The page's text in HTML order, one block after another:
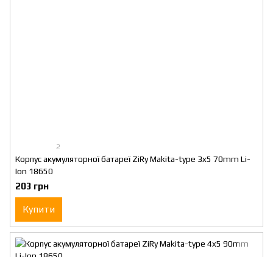
2
Корпус акумуляторної батареї ZiRy Makita-type 3x5 70mm Li-
Ion 18650
203 грн
Купити